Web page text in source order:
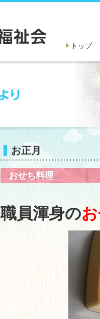
トップ
お正月
おせち料理
職員渾身の